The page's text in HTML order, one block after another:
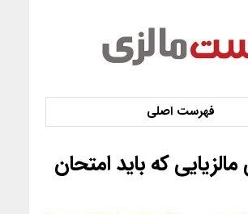
که باید امتحان